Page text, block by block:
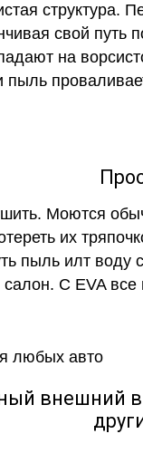
структура.
свой
на
пыль
Моются
их
пыль илт воду
салон. С EVA все
внешний